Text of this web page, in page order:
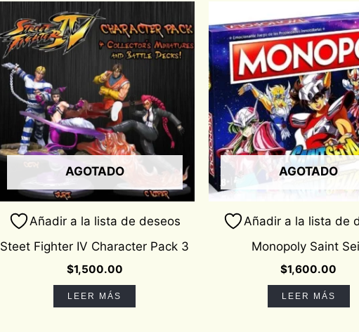
AGOTADO
Añadir a la lista de deseos
Steet Fighter IV Character Pack 3
$1,500.00
LEER MÁS
AGOTADO
Añadir a la lista de
Monopoly Saint
$1,600.00
LEER MÁS